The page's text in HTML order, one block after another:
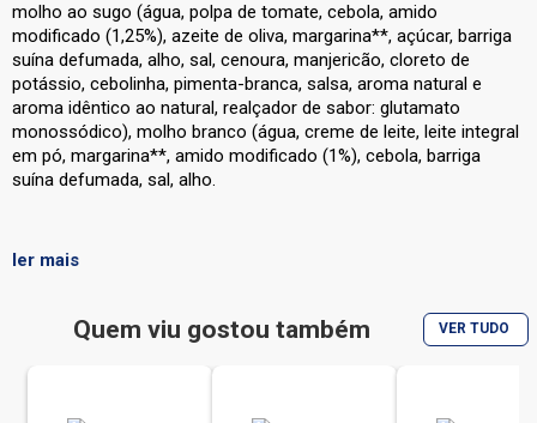
molho ao sugo (água, polpa de tomate, cebola, amido
modificado (1,25%), azeite de oliva, margarina**, açúcar, barriga
suína defumada, alho, sal, cenoura, manjericão, cloreto de
potássio, cebolinha, pimenta-branca, salsa, aroma natural e
aroma idêntico ao natural, realçador de sabor: glutamato
monossódico), molho branco (água, creme de leite, leite integral
em pó, margarina**, amido modificado (1%), cebola, barriga
suína defumada, sal, alho.
ler mais
Quem viu gostou também VER TUDO